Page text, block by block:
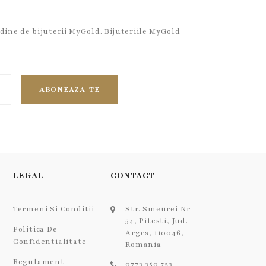
de bijuterii MyGold. Bijuteriile MyGold
ABONEAZA-TE
LEGAL
Termeni Si Conditii
Politica De
Confidentialitate
Regulament
CONTACT
Str. Smeurei Nr
54, Pitesti, Jud.
Arges, 110046,
Romania